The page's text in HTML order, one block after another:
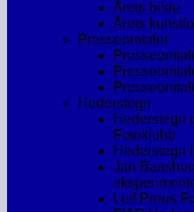
Årets bilde
Årets
Presseomtaler
Hederstegn
Hederstegn
Fotoklubb
Hederstegn
Jan
Leif Preus